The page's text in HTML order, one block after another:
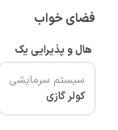
فضای خواب
هال و پذیرایی یک
سیستم سرمایشی
کولر گازی